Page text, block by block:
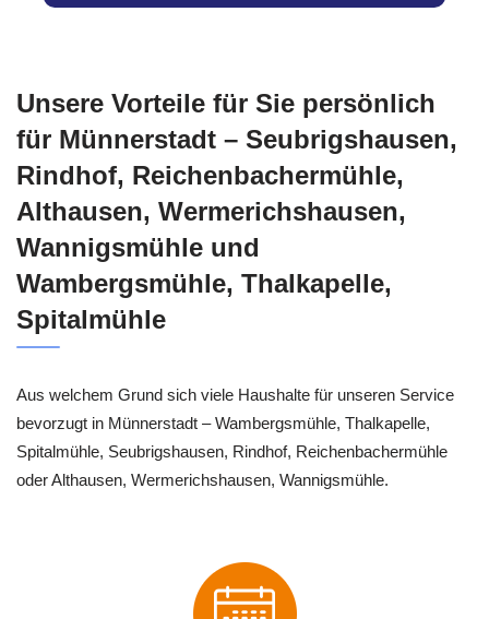
Unsere Vorteile für Sie persönlich
für Münnerstadt – Seubrigshausen,
Rindhof, Reichenbachermühle,
Althausen, Wermerichshausen,
Wannigsmühle und
Wambergsmühle, Thalkapelle,
Spitalmühle
Aus welchem Grund sich viele Haushalte für unseren Service
bevorzugt in Münnerstadt – Wambergsmühle, Thalkapelle,
Spitalmühle, Seubrigshausen, Rindhof, Reichenbachermühle
oder Althausen, Wermerichshausen, Wannigsmühle.